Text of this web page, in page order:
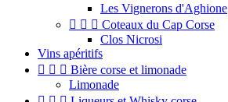
Les Vignerons d'Aghione
   Coteaux du Cap Corse
Clos Nicrosi
Vins apéritifs
   Bière corse et limonade
Limonade